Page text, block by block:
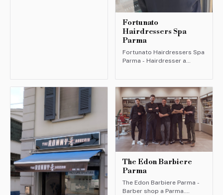
Fortunato
Hairdressers Spa
Parma
Fortunato Hairdressers Spa
Parma - Hairdresser a
The Edon Barbiere
Parma
The Edon Barbiere Parma -
Barber shop a Parma.